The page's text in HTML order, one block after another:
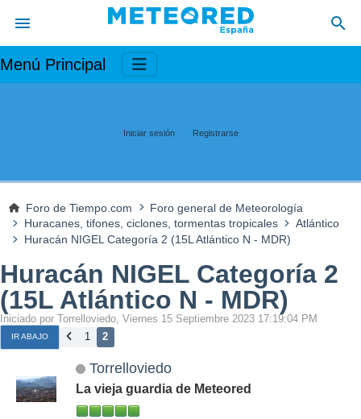
Menú Principal
Iniciar sesión Registrarse
Foro de Tiempo.com
Foro general de Meteorología
Huracanes, tifones, ciclones, tormentas tropicales
Atlántico
Huracán NIGEL Categoría 2 (15L Atlántico N - MDR)
Huracán NIGEL Categoría 2
(15L Atlántico N - MDR)
Iniciado por Torrelloviedo, Viernes 15 Septiembre 2023 17:19:04 PM
IR ABAJO 1 2
Torrelloviedo
La vieja guardia de Meteored